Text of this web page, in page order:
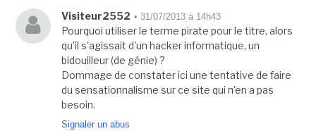
Visiteur2552 • 31/07/2013 à 14h43
Pourquoi utiliser le terme pirate pour le titre, alors
qu'il s'agissait d'un hacker informatique, un
bidouilleur (de génie) ?
Dommage de constater ici une tentative de faire
du sensationnalisme sur ce site qui n'en a pas
besoin.
Signaler un abus